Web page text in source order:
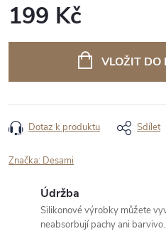
199 Kč
VLOŽIT DO
Dotaz k produktu Sdílet
Značka: Desami
Údržba
Silikonové výrobky můžete
neabsorbují pachy ani barvivo.